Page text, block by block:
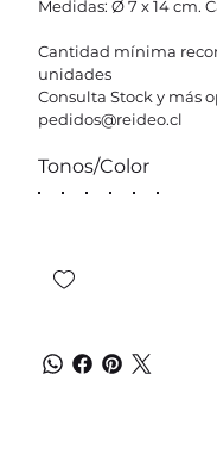
Medidas: Ø 7 x 14 cm.
Cantidad mínima
unidades
Consulta Stock y más
pedidos@reideo.cl
Tonos/Color